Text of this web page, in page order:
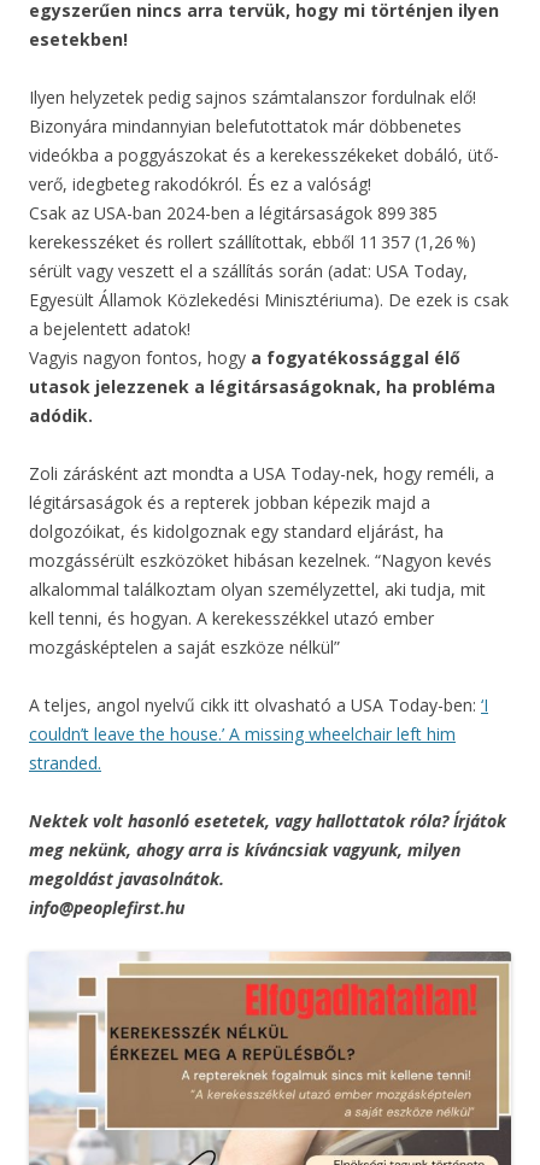
egyszerűen nincs arra tervük, hogy mi történjen ilyen
esetekben!
Ilyen helyzetek pedig sajnos számtalanszor fordulnak elő!
Bizonyára mindannyian belefutottatok már döbbenetes
videókba a poggyászokat és a kerekesszékeket dobáló, ütő-
verő, idegbeteg rakodókról. És ez a valóság!
Csak az USA-ban 2024-ben a légitársaságok 899 385
kerekesszéket és rollert szállítottak, ebből 11 357 (1,26 %)
sérült vagy veszett el a szállítás során (adat: USA Today,
Egyesült Államok Közlekedési Minisztériuma). De ezek is csak
a bejelentett adatok!
Vagyis nagyon fontos, hogy a fogyatékossággal élő
utasok jelezzenek a légitársaságoknak, ha probléma
adódik.
Zoli zárásként azt mondta a USA Today-nek, hogy reméli, a
légitársaságok és a repterek jobban képezik majd a
dolgozóikat, és kidolgoznak egy standard eljárást, ha
mozgássérült eszközöket hibásan kezelnek. “Nagyon kevés
alkalommal találkoztam olyan személyzettel, aki tudja, mit
kell tenni, és hogyan. A kerekesszékkel utazó ember
mozgásképtelen a saját eszköze nélkül”
A teljes, angol nyelvű cikk itt olvasható a USA Today-ben: ‘I
couldn’t leave the house.’ A missing wheelchair left him
stranded.
Nektek volt hasonló esetetek, vagy hallottatok róla? Írjátok
meg nekünk, ahogy arra is kíváncsiak vagyunk, milyen
megoldást javasolnátok.
info@peoplefirst.hu